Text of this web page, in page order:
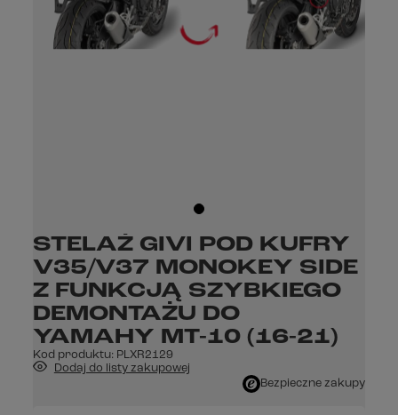
STELAŻ GIVI POD KUFRY
V35/V37 MONOKEY SIDE
Z FUNKCJĄ SZYBKIEGO
DEMONTAŻU DO
YAMAHY MT-10 (16-21)
Kod produktu: PLXR2129
Dodaj do listy zakupowej
Bezpieczne zakupy